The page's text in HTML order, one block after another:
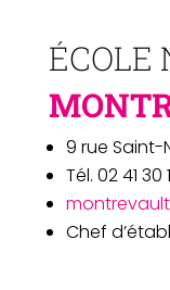
ÉCOLE
9 rue Saint-
Tél. 02 41 30
Chef